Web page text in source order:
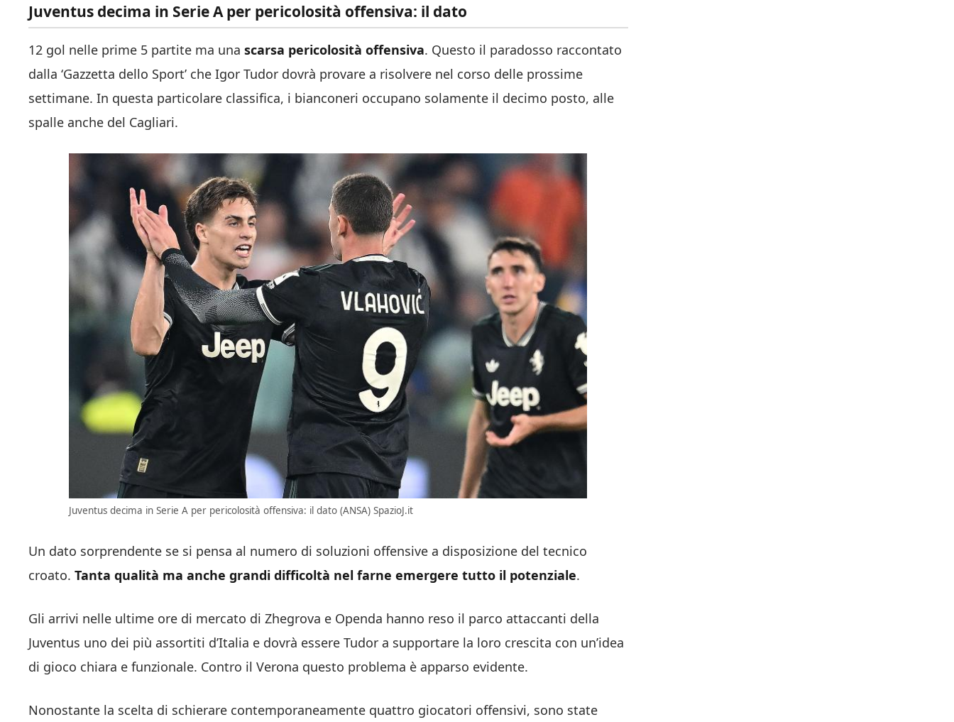
Juventus decima in Serie A per pericolosità offensiva: il dato
12 gol nelle prime 5 partite ma una scarsa pericolosità offensiva. Questo il paradosso raccontato
dalla ‘Gazzetta dello Sport’ che Igor Tudor dovrà provare a risolvere nel corso delle prossime
settimane. In questa particolare classifica, i bianconeri occupano solamente il decimo posto, alle
spalle anche del Cagliari.
Juventus decima in Serie A per pericolosità offensiva: il dato (ANSA) SpazioJ.it
Un dato sorprendente se si pensa al numero di soluzioni offensive a disposizione del tecnico
croato. Tanta qualità ma anche grandi difficoltà nel farne emergere tutto il potenziale.
Gli arrivi nelle ultime ore di mercato di Zhegrova e Openda hanno reso il parco attaccanti della
Juventus uno dei più assortiti d’Italia e dovrà essere Tudor a supportare la loro crescita con un’idea
di gioco chiara e funzionale. Contro il Verona questo problema è apparso evidente.
Nonostante la scelta di schierare contemporaneamente quattro giocatori offensivi, sono state